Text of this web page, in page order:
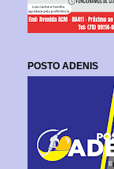
POSTO ADENIS